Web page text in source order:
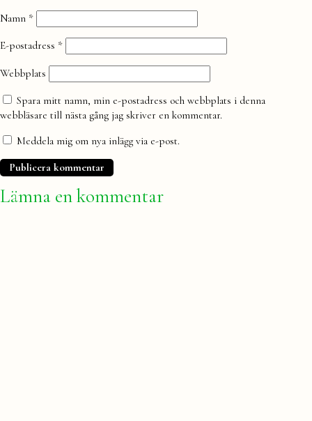
Namn *
E-postadress *
Webbplats
Spara mitt namn, min e-postadress och webbplats i denna
webbläsare till nästa gång jag skriver en kommentar.
Meddela mig om nya inlägg via e-post.
Lämna en kommentar